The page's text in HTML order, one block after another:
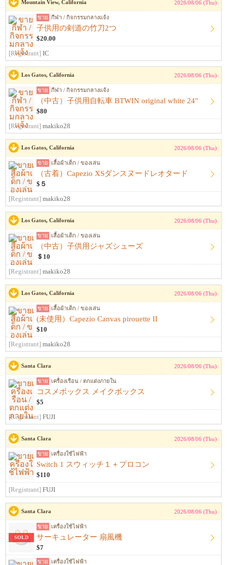
Mountain View, California 2026/08/06 (Thu)
ขาย กีฬา / กิจกรรมกลางแจ้ง
子供用の剣道の竹刀2つ
$20.00
[Registrant] IC
Los Gatos, California 2026/08/06 (Thu)
ขาย กีฬา / กิจกรรมกลางแจ้ง
（中古）子供用自転車 BTWIN original white 24"
$80
[Registrant] makiko28
Los Gatos, California 2026/08/06 (Thu)
ขาย เสื้อผ้าเด็ก / ของเล่น
（古着）Capezio XSダンスヌードレオタード
$５
[Registrant] makiko28
Los Gatos, California 2026/08/06 (Thu)
ขาย เสื้อผ้าเด็ก / ของเล่น
（中古）子供用ジャズシューズ
＄10
[Registrant] makiko28
Los Gatos, California 2026/08/06 (Thu)
ขาย เสื้อผ้าเด็ก / ของเล่น
(未使用）Capezio Canvas pirouette II
$10
[Registrant] makiko28
Santa Clara 2026/08/06 (Thu)
ขาย เครื่องเรือน / ตกแต่งภายใน
コスメボックス メイクボックス
$5
[Registrant] FUJI
Santa Clara 2026/08/06 (Thu)
ขาย เครื่องใช้ไฟฟ้า
Switch 1 スウィッチ１＋プロコン
$110
[Registrant] FUJI
Santa Clara 2026/08/06 (Thu)
SOLD
ขาย เครื่องใช้ไฟฟ้า
サーキュレーター 扇風機
$7
ขาย เครื่องใช้ไฟฟ้า